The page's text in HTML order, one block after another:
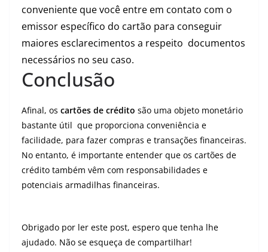
conveniente que você entre em contato com o
emissor específico do cartão para conseguir
maiores esclarecimentos a respeito documentos
necessários no seu caso.
Conclusão
Afinal, os cartões de crédito são uma objeto monetário
bastante útil que proporciona conveniência e
facilidade, para fazer compras e transações financeiras.
No entanto, é importante entender que os cartões de
crédito também vêm com responsabilidades e
potenciais armadilhas financeiras.
Obrigado por ler este post, espero que tenha lhe
ajudado. Não se esqueça de compartilhar!